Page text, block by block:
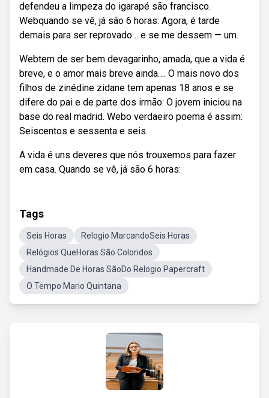
defendeu a limpeza do igarapé são francisco.
Webquando se vê, já são 6 horas: Agora, é tarde
demais para ser reprovado… e se me dessem — um.
Webtem de ser bem devagarinho, amada, que a vida é
breve, e o amor mais breve ainda…. O mais novo dos
filhos de zinédine zidane tem apenas 18 anos e se
difere do pai e de parte dos irmão: O jovem iniciou na
base do real madrid. Webo verdaeiro poema é assim:
Seiscentos e sessenta e seis.
A vida é uns deveres que nós trouxemos para fazer
em casa. Quando se vê, já são 6 horas:
Tags
Seis Horas
Relogio MarcandoSeis Horas
Relógios QueHoras São Coloridos
Handmade De Horas SãoDo Relogio Papercraft
O Tempo Mario Quintana